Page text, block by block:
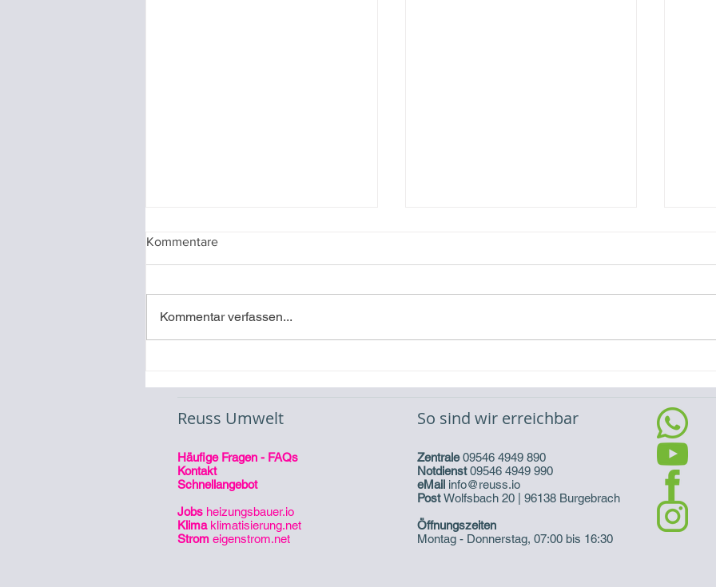
Kommentare
Kommentar verfassen...
Reuss Umwelt
Häufige Fragen - FAQs
Kontakt
Schnellangebot
Jobs heizungsbauer.io
Klima klimatisierung.net
Strom eigenstrom.net
So sind wir erreichbar
Zentrale09546 4949 890
Notdienst09546 4949 990
eMail info@reuss.io
PostWolfsbach 20 | 96138 Burgebrach
Öffnungszeiten
Montag - Donnerstag, 07:00 bis 16:30